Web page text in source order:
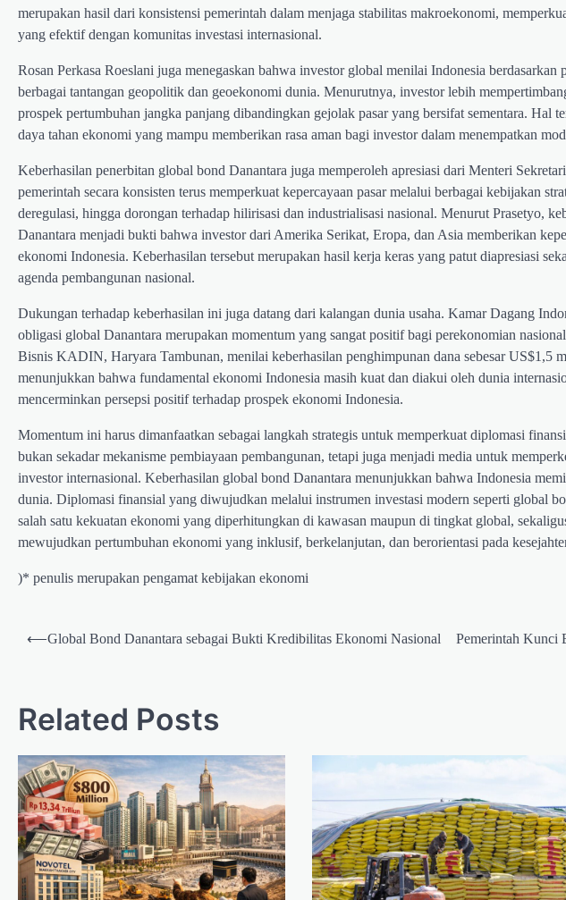
merupakan hasil dari konsistensi pemerintah dalam menjaga stabilitas makroekonomi,
yang efektif dengan komunitas investasi internasional.
Rosan Perkasa Roeslani juga menegaskan bahwa investor global menilai Indonesia
berbagai tantangan geopolitik dan geoekonomi dunia. Menurutnya, investor lebih
prospek pertumbuhan jangka panjang dibandingkan gejolak pasar yang bersifat sementara. Hal
daya tahan ekonomi yang mampu memberikan rasa aman bagi investor dalam menempatkan
Keberhasilan penerbitan global bond Danantara juga memperoleh apresiasi dari Menteri
pemerintah secara konsisten terus memperkuat kepercayaan pasar melalui berbagai kebijakan
deregulasi, hingga dorongan terhadap hilirisasi dan industrialisasi nasional. Menurut Prasetyo,
Danantara menjadi bukti bahwa investor dari Amerika Serikat, Eropa, dan Asia memberikan
ekonomi Indonesia. Keberhasilan tersebut merupakan hasil kerja keras yang patut diapresiasi
agenda pembangunan nasional.
Dukungan terhadap keberhasilan ini juga datang dari kalangan dunia usaha. Kamar Dagang
obligasi global Danantara merupakan momentum yang sangat positif bagi perekonomian
Bisnis KADIN, Haryara Tambunan, menilai keberhasilan penghimpunan dana sebesar US$1,5
menunjukkan bahwa fundamental ekonomi Indonesia masih kuat dan diakui oleh dunia
mencerminkan persepsi positif terhadap prospek ekonomi Indonesia.
Momentum ini harus dimanfaatkan sebagai langkah strategis untuk memperkuat diplomasi
bukan sekadar mekanisme pembiayaan pembangunan, tetapi juga menjadi media untuk
investor internasional. Keberhasilan global bond Danantara menunjukkan bahwa Indonesia
dunia. Diplomasi finansial yang diwujudkan melalui instrumen investasi modern seperti global
salah satu kekuatan ekonomi yang diperhitungkan di kawasan maupun di tingkat global,
mewujudkan pertumbuhan ekonomi yang inklusif, berkelanjutan, dan berorientasi pada
)* penulis merupakan pengamat kebijakan ekonomi
Post
⟵Global Bond Danantara sebagai Bukti Kredibilitas Ekonomi Nasional
Pemerintah Kunci
Related Posts